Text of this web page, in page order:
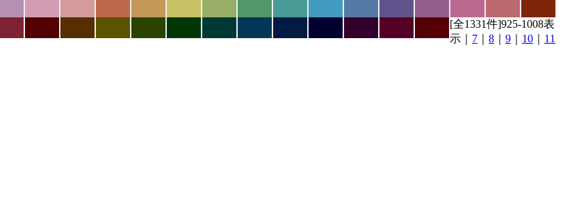
[全1331件]925-1008表
示｜ 7 8 9 10
11